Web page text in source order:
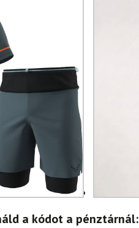
a kódot a pénztárnál: